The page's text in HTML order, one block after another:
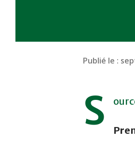
Publié le :
S